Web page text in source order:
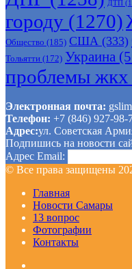
ДТП
городу (1270)
Общество (185) США (333)
Тольятти (172) Украина
проблемы жкх
Электронная почта:
Телефон: +7 (846) 927-98-
Адрес:ул. Советская
Подпишись на новости
Адрес Email:
© Все права защищены
Главная
Новости Самары
13 вопрос
Фотографии
Контакты